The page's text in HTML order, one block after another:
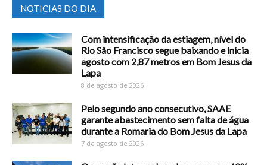
NOTICIAS DO DIA
Com intensificação da estiagem, nível do
Rio São Francisco segue baixando e inicia
agosto com 2,87 metros em Bom Jesus da
Lapa
8 de agosto de 2026
Pelo segundo ano consecutivo, SAAE
garante abastecimento sem falta de água
durante a Romaria do Bom Jesus da Lapa
7 de agosto de 2026